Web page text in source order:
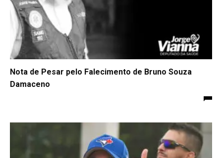
Nota de Pesar pelo Falecimento de Bruno Souza
Damaceno